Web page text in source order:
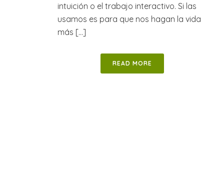
intuición o el trabajo interactivo. Si las
usamos es para que nos hagan la vida
más [...]
READ MORE